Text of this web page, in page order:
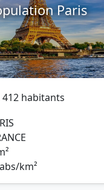
Paris
412 habitants
km²